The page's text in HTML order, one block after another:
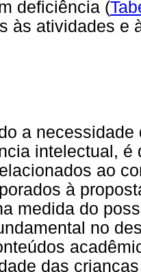
deficiência (
às atividades e
a
intelectual, é
ao
à
medida do
no
das